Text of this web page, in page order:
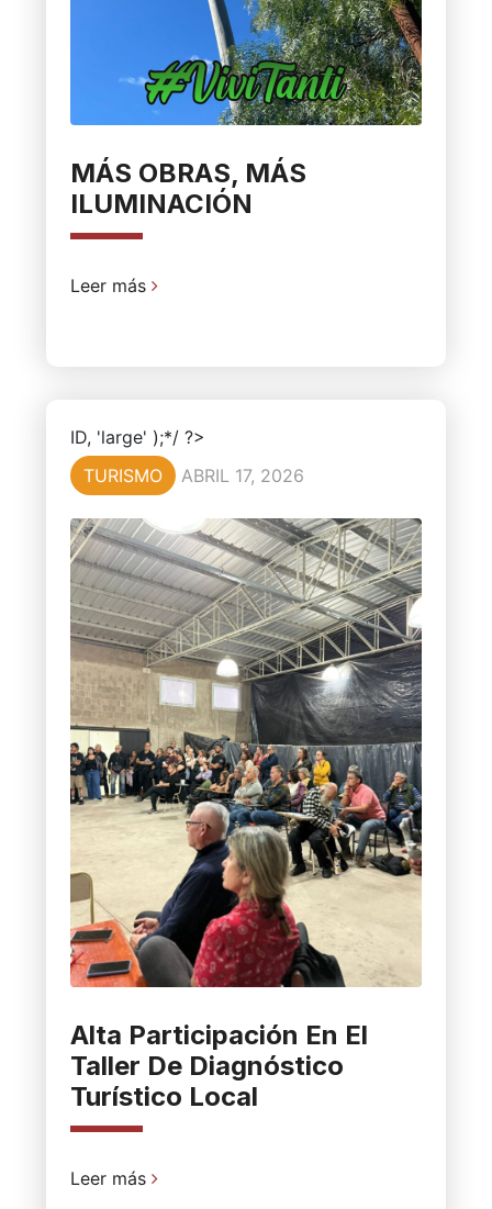
MÁS OBRAS, MÁS
ILUMINACIÓN
Leer más
ID, 'large' );*/ ?>
TURISMO
ABRIL 17, 2026
Alta Participación En El
Taller De Diagnóstico
Turístico Local
Leer más